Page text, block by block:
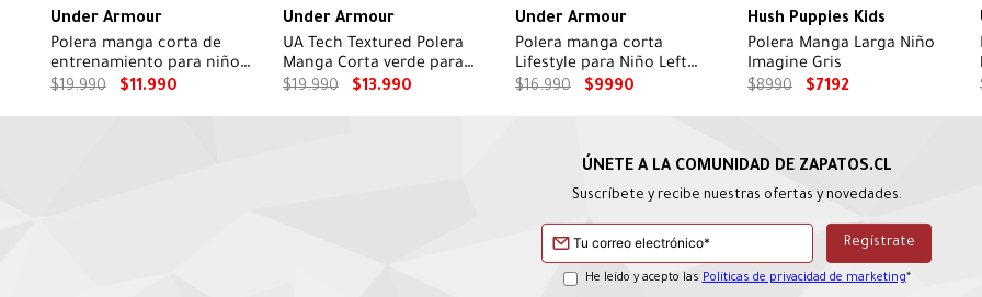
Under Armour
Polera manga corta de
entrenamiento para niño
Tech Textured azul
$19.990 $11.990
Under Armour
UA Tech Textured Polera
Manga Corta verde para
niño
$19.990 $13.990
Under Armour
Polera manga corta
Lifestyle para Niño Left
chest Verde
$16.990 $9990
Hush Puppies Kids
Polera Manga Larga Niño
Imagine Gris
$8990 $7192
Suscríbete y recibe nuestras ofertas y novedades.
He leído y acepto las Políticas de privacidad de marketing*